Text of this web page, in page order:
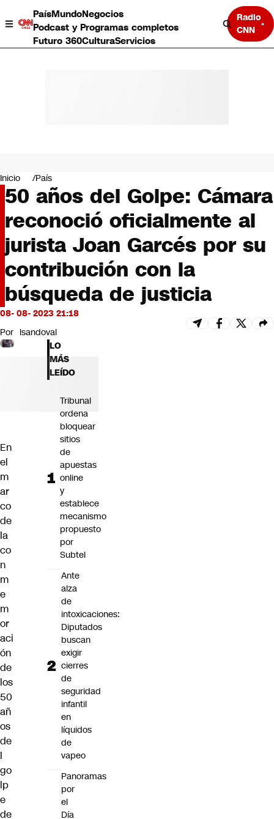
PaísMundoNegocios
Podcast y Programas completos
Futuro 360CulturaServicios
Radio
CNN
Negocios
Deportes
Programas completos
Cultura
Servicios
Bits
CNN tiempo
Futuro 360
Opinión
Inicio País
50 años del Golpe: Cámara
reconoció oficialmente al
jurista Joan Garcés por su
contribución con la
búsqueda de justicia
08- 08- 2023 21:18
Por lsandoval
En
el
m
ar
co
de
la
co
n
m
e
m
or
aci
ón
de
los
50
añ
os
de
l
go
lp
e
de
LO
MÁS
LEÍDO
Tribunal
ordena
bloquear
sitios
de
apuestas
online
y
establece
mecanismo
propuesto
por
Subtel
Ante
alza
de
intoxicaciones:
Diputados
buscan
exigir
cierres
de
seguridad
infantil
en
líquidos
de
vapeo
Panoramas
por
el
Día